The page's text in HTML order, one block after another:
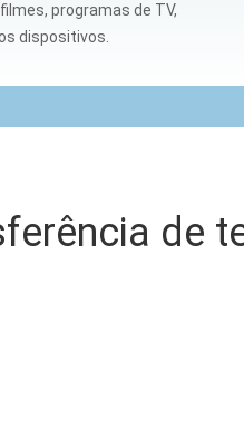
programas de TV,
dispositivos.
de